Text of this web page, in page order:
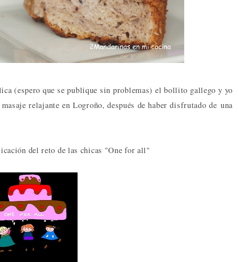
(espero que se publique sin problemas) el bollito gallego y yo
relajante en Logroño, después de haber disfrutado de una
del reto de las chicas "One for all"